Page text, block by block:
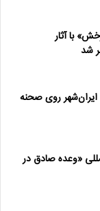
با آثار
شد
ایران‌شهر روی صحنه
«وعده صادق در